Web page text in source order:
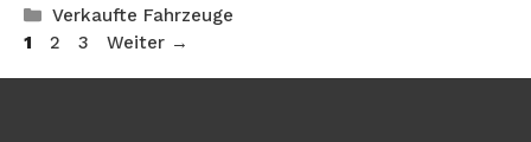
Kategorien
Verkaufte Fahrzeuge
Seite
1 Seite
2 Seite
3 Weiter →